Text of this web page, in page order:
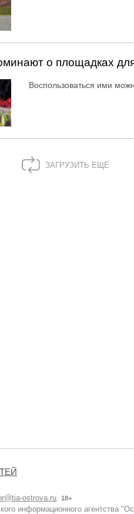
о площадках
Воспользоваться ими
ЗАГРУЗИТЬ ЕЩЕ
ostrova.ru 18+
информационного агентства